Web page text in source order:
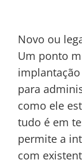
Novo ou
Um ponto
para
como ele
tudo é em
permite a
com